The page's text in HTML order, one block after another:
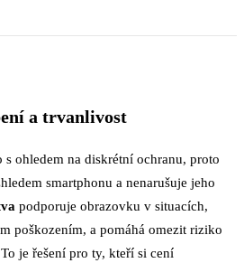
a trvanlivost
ohledem na diskrétní ochranu, proto
smartphonu a nenarušuje jeho
podporuje obrazovku v situacích,
poškozením, a pomáhá omezit riziko
je řešení pro ty, kteří si cení